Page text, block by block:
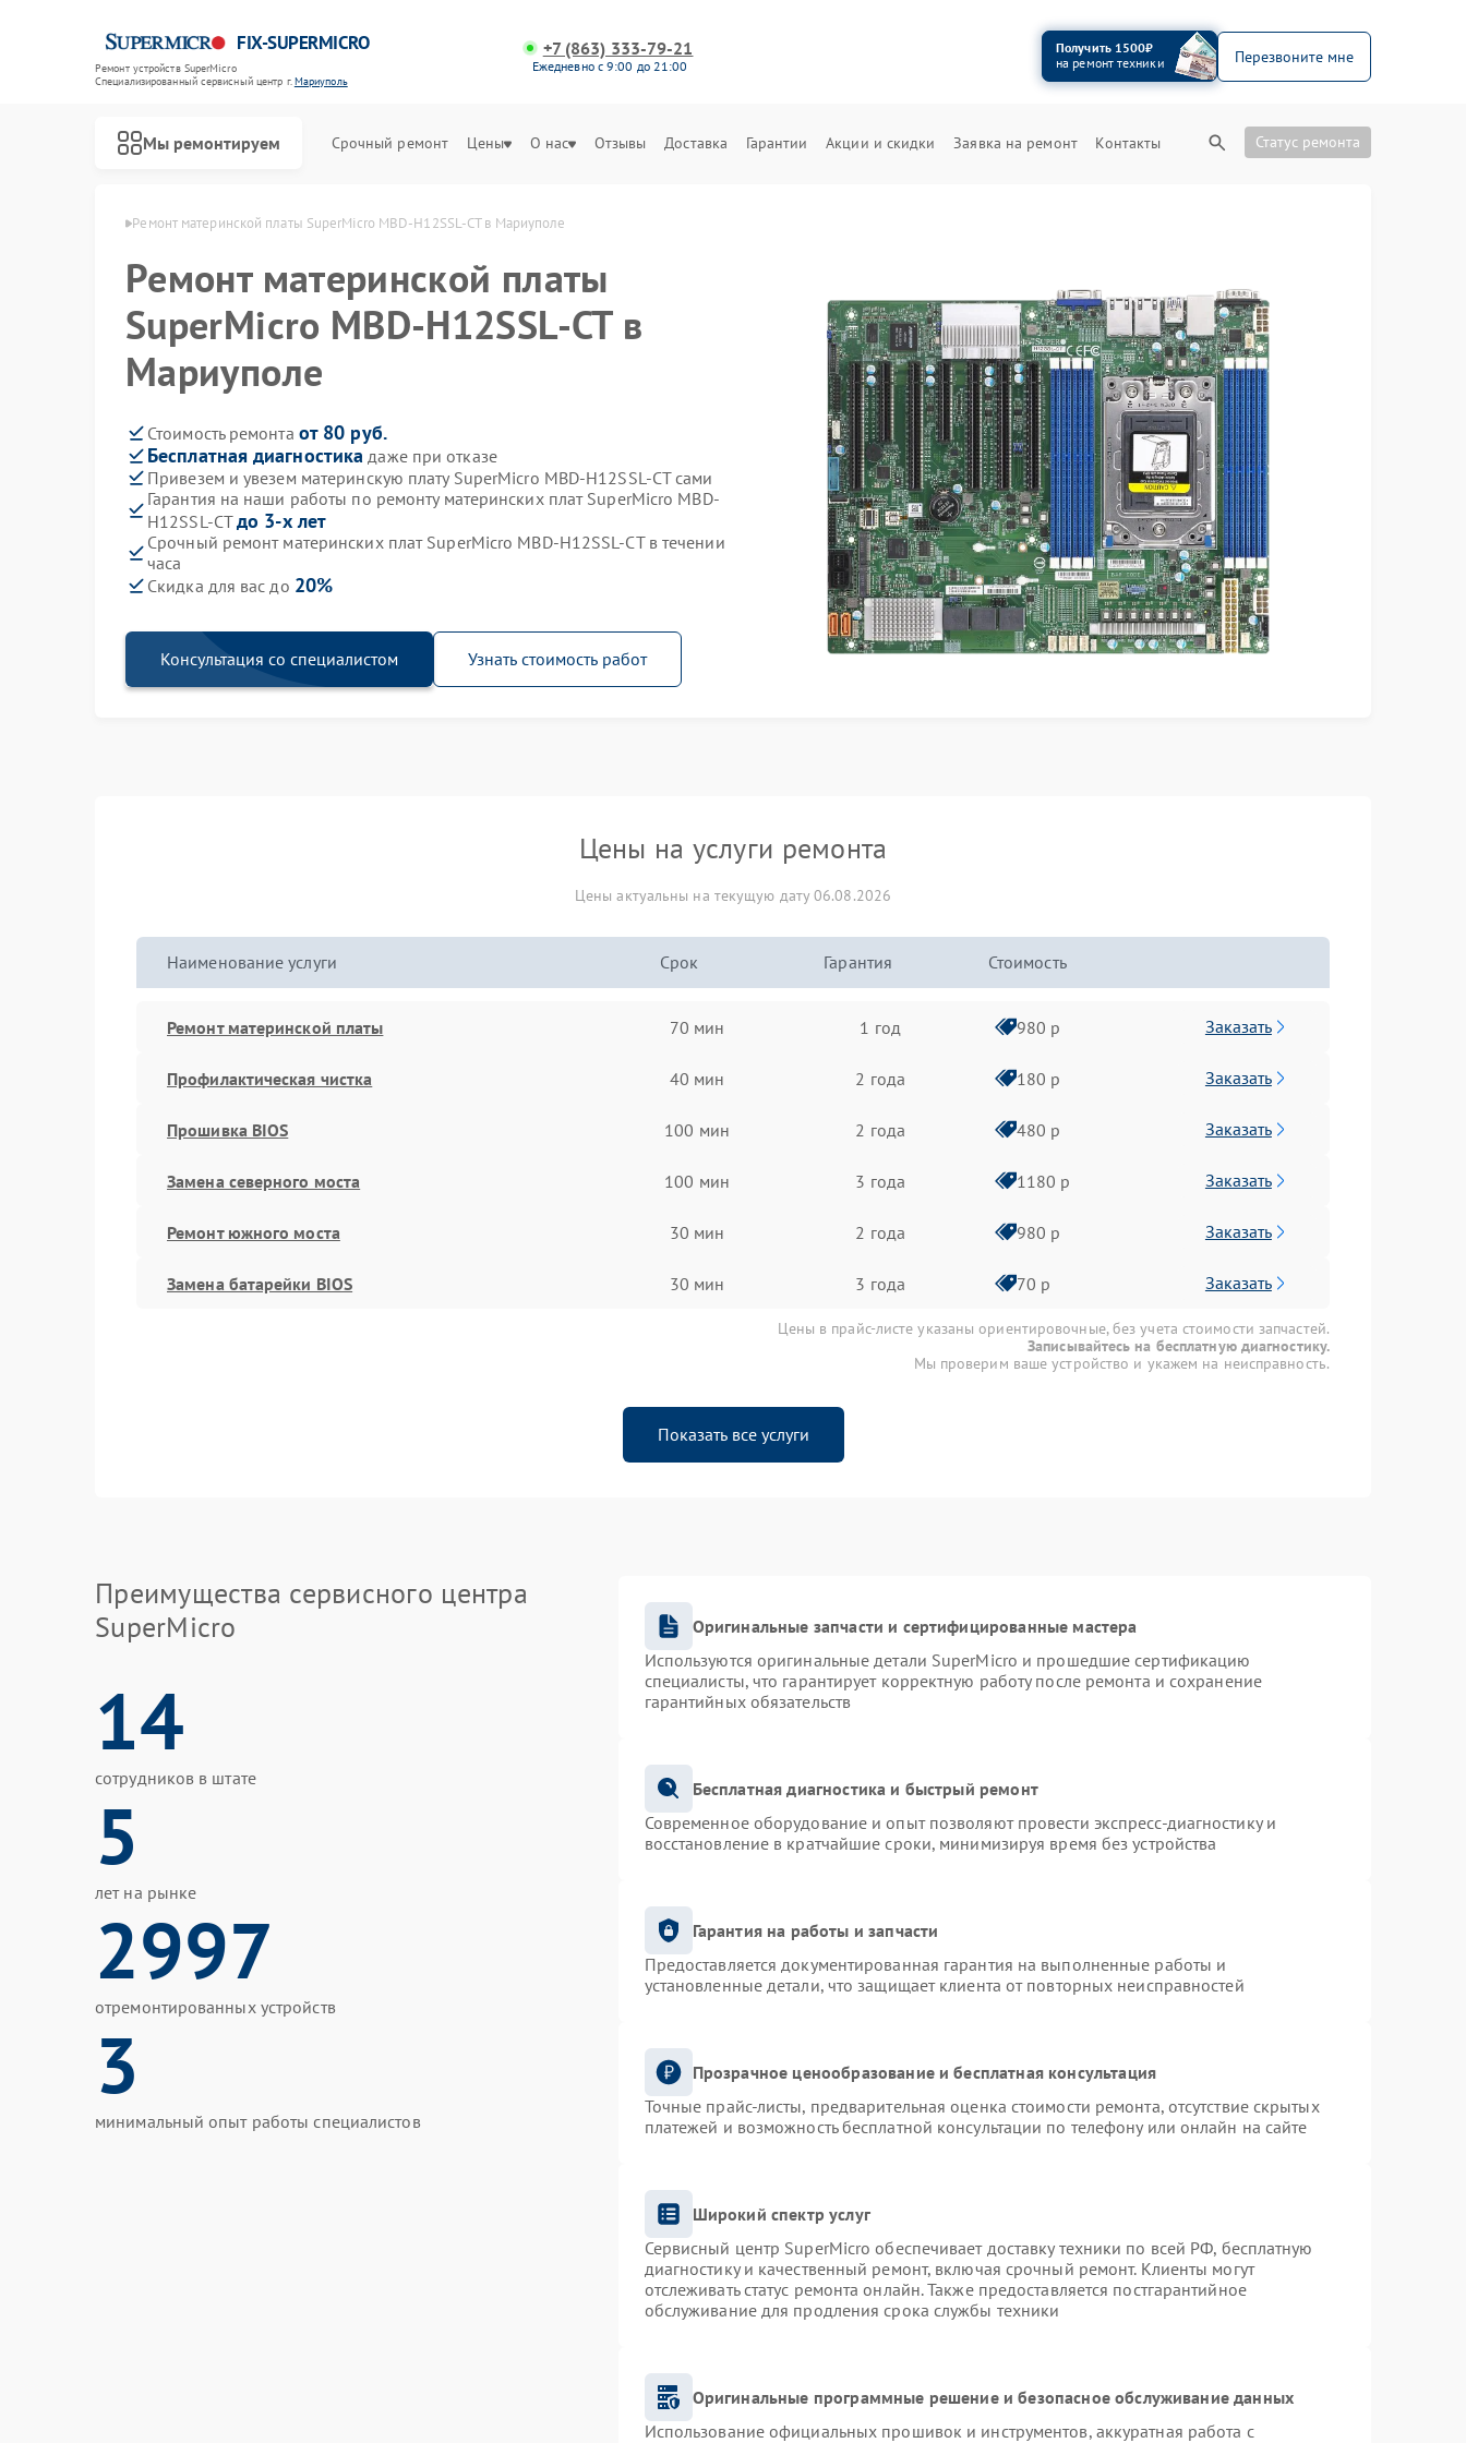
FIX-SUPERMICRO
Ремонт устройств SuperMicro
Специализированный cервисный центр г.Мариуполь
+7 (863) 333-79-21
Ежедневно с 9:00 до 21:00
Получить 1500₽
на ремонт техники
Перезвоните мне
Мы ремонтируем Срочный ремонт Цены О нас Отзывы Доставка Гарантии Акции и скидки Заявка на ремонт Контакты Статус ремонта
в Мариуполе Ремонт материнской платы SuperMicro MBD-H12SSL-CT в Мариуполе
Ремонт материнской платы
SuperMicro MBD-H12SSL-CT в
Мариуполе
Стоимость ремонта от 80 руб.
Бесплатная диагностика даже при отказе
Привезем и увезем материнскую плату SuperMicro MBD-H12SSL-CT сами
Гарантия на наши работы по ремонту материнских плат SuperMicro MBD-
H12SSL-CTдо 3-х лет
Срочный ремонт материнских плат SuperMicro MBD-H12SSL-CT в течении
часа
Скидка для вас до 20%
Консультация со специалистом Узнать стоимость работ
Цены на услуги ремонта
Цены актуальны на текущую дату 06.08.2026
Наименование услуги Срок Гарантия Стоимость
Ремонт материнской платы 70 мин 1 год 980 р Заказать
Профилактическая чистка 40 мин 2 года 180 р Заказать
Прошивка BIOS 100 мин 2 года 480 р Заказать
Замена северного моста 100 мин 3 года 1180 р Заказать
Ремонт южного моста 30 мин 2 года 980 р Заказать
Замена батарейки BIOS 30 мин 3 года 70 р Заказать
Цены в прайс-листе указаны ориентировочные, без учета стоимости запчастей.
Записывайтесь на бесплатную диагностику.
Мы проверим ваше устройство и укажем на неисправность.
Показать все услуги
Преимущества сервисного центра
SuperMicro
14
сотрудников в штате
5
лет на рынке
2997
отремонтированных устройств
3
минимальный опыт работы специалистов
Оригинальные запчасти и сертифицированные мастера
Используются оригинальные детали SuperMicro и прошедшие сертификацию
специалисты, что гарантирует корректную работу после ремонта и сохранение
гарантийных обязательств
Бесплатная диагностика и быстрый ремонт
Современное оборудование и опыт позволяют провести экспресс-диагностику и
восстановление в кратчайшие сроки, минимизируя время без устройства
Гарантия на работы и запчасти
Предоставляется документированная гарантия на выполненные работы и
установленные детали, что защищает клиента от повторных неисправностей
Прозрачное ценообразование и бесплатная консультация
Точные прайс-листы, предварительная оценка стоимости ремонта, отсутствие скрытых
платежей и возможность бесплатной консультации по телефону или онлайн на сайте
Широкий спектр услуг
Сервисный центр SuperMicro обеспечивает доставку техники по всей РФ, бесплатную
диагностику и качественный ремонт, включая срочный ремонт. Клиенты могут
отслеживать статус ремонта онлайн. Также предоставляется постгарантийное
обслуживание для продления срока службы техники
Оригинальные программные решение и безопасное обслуживание данных
Использование официальных прошивок и инструментов, аккуратная работа с